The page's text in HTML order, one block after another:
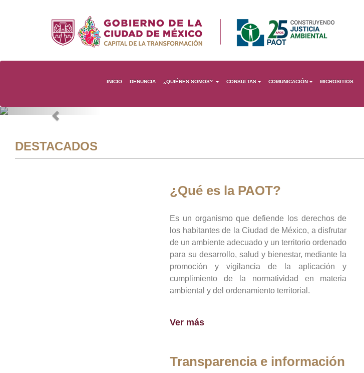
INICIO DENUNCIA ¿QUIÉNES SOMOS? CONSULTAS COMUNICACIÓN MICROSITIOS
Previous
DESTACADOS
¿Qué es la PAOT?
Es un organismo que defiende los derechos de
los habitantes de la Ciudad de México, a disfrutar
de un ambiente adecuado y un territorio ordenado
para su desarrollo, salud y bienestar, mediante la
promoción y vigilancia de la aplicación y
cumplimiento de la normatividad en materia
ambiental y del ordenamiento territorial.
Ver más
Transparencia e información